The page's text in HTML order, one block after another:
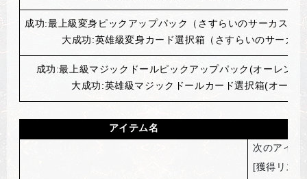
成功:最上級変身ピックアップパック（さすらいのサーカス団
大成功:英雄級変身カード選択箱（さすらいのサーカ
成功:最上級マジックドールピックアップパック(オーレン)
大成功:英雄級マジックドールカード選択箱(オーレ
アイテム名
次のアイテ
[獲得リス